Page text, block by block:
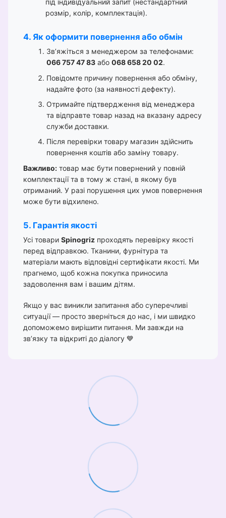
під індивідуальний запит (нестандартний
розмір, колір, комплектація).
4. Як оформити повернення або обмін
Зв’яжіться з менеджером за телефонами:
066 757 47 83 або 068 658 20 02.
Повідомте причину повернення або обміну,
надайте фото (за наявності дефекту).
Отримайте підтвердження від менеджера
та відправте товар назад на вказану адресу
служби доставки.
Після перевірки товару магазин здійснить
повернення коштів або заміну товару.
Важливо: товар має бути повернений у повній
комплектації та в тому ж стані, в якому був
отриманий. У разі порушення цих умов повернення
може бути відхилено.
5. Гарантія якості
Усі товари Spinogriz проходять перевірку якості
перед відправкою. Тканини, фурнітура та
матеріали мають відповідні сертифікати якості. Ми
прагнемо, щоб кожна покупка приносила
задоволення вам і вашим дітям.
Якщо у вас виникли запитання або суперечливі
ситуації — просто зверніться до нас, і ми швидко
допоможемо вирішити питання. Ми завжди на
зв’язку та відкриті до діалогу 💙